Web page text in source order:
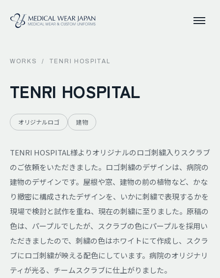
WORKS / TENRI HOSPITAL
TENRI HOSPITAL
オリジナルロゴ 建物
TENRI HOSPITAL様よりオリジナルのロゴ刺繍入りスクラブ
のご依頼をいただきました。ロゴ刺繍のデザインは、病院の
建物のデザインです。屋根や窓、建物の前の植物など、かな
り緻密に構成されたデザインを、いかに刺繍で表現するかを
現場で検討と試作を重ね、現在の刺繍に至りました。原稿の
色は、パープルでしたが、スクラブの色にパープルを採用い
ただきましたので、刺繍の色はホワイトにて作成し、スクラ
ブにロゴ刺繍が映える配色にしています。病院のオリジナリ
ティが光る、チームスクラブに仕上がりました。